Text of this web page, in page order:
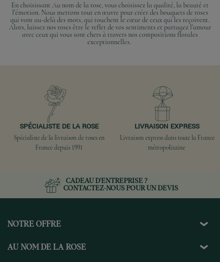
En choisissant Au nom de la rose, vous choisissez la qualité, la beauté et
l'émotion. Nous mettons tout en œuvre pour créer des bouquets de roses
qui vont au-delà des mots, qui touchent le cœur de ceux qui les reçoivent.
Alors, laissez nos roses être le reflet de vos sentiments et partagez l'amour
avec ceux qui vous sont chers à travers nos compositions florales
exceptionnelles.
SPÉCIALISTE DE LA ROSE
Spécialiste de la livraison de roses en
France depuis 1991
LIVRAISON EXPRESS
Livraison express dans toute la France
métropolitaine
CADEAU D'ENTREPRISE ?
CONTACTEZ-NOUSPOUR UN DEVIS
NOTRE OFFRE
AU NOM DE LA ROSE